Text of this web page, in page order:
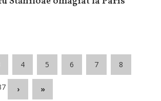
4 5 6 7 8
› »